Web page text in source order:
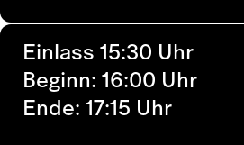
Einlass 15:30 Uhr
Beginn: 16:00 Uhr
Ende: 17:15 Uhr